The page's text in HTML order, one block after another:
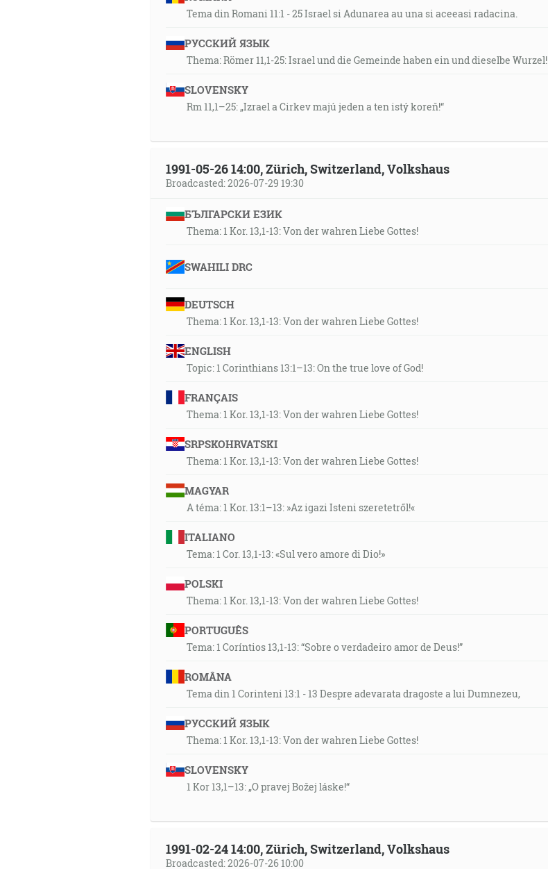
Tema din Romani 11:1 - 25 Israel si Adunarea au una si aceeasi radacina.
РУССКИЙ ЯЗЫК
Thema: Römer 11,1-25: Israel und die Gemeinde haben ein und dieselbe Wurzel!
SLOVENSKY
Rm 11,1–25: „Izrael a Cirkev majú jeden a ten istý koreň!“
1991-05-26 14:00, Zürich, Switzerland, Volkshaus
Broadcasted: 2026-07-29 19:30
БЪЛГАРСКИ ЕЗИК
Thema: 1 Kor. 13,1-13: Von der wahren Liebe Gottes!
SWAHILI DRC
DEUTSCH
Thema: 1 Kor. 13,1-13: Von der wahren Liebe Gottes!
ENGLISH
Topic: 1 Corinthians 13:1–13: On the true love of God!
FRANÇAIS
Thema: 1 Kor. 13,1-13: Von der wahren Liebe Gottes!
SRPSKOHRVATSKI
Thema: 1 Kor. 13,1-13: Von der wahren Liebe Gottes!
MAGYAR
A téma: 1 Kor. 13:1–13: »Az igazi Isteni szeretetről!«
ITALIANO
Tema: 1 Cor. 13,1-13: «Sul vero amore di Dio!»
POLSKI
Thema: 1 Kor. 13,1-13: Von der wahren Liebe Gottes!
PORTUGUÊS
Tema: 1 Coríntios 13,1-13: “Sobre o verdadeiro amor de Deus!”
ROMÂNA
Tema din 1 Corinteni 13:1 - 13 Despre adevarata dragoste a lui Dumnezeu,
РУССКИЙ ЯЗЫК
Thema: 1 Kor. 13,1-13: Von der wahren Liebe Gottes!
SLOVENSKY
1 Kor 13,1–13: „O pravej Božej láske!“
1991-02-24 14:00, Zürich, Switzerland, Volkshaus
Broadcasted: 2026-07-26 10:00